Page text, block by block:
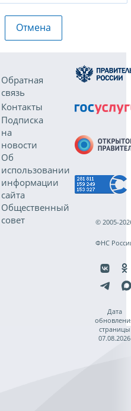
Отмена
Обратная
связь
Контакты
Подписка
на
новости
Об
использовании
информации
сайта
Общественный
совет
© 2005-
ФНС
Дата
страницы
07.08.2026